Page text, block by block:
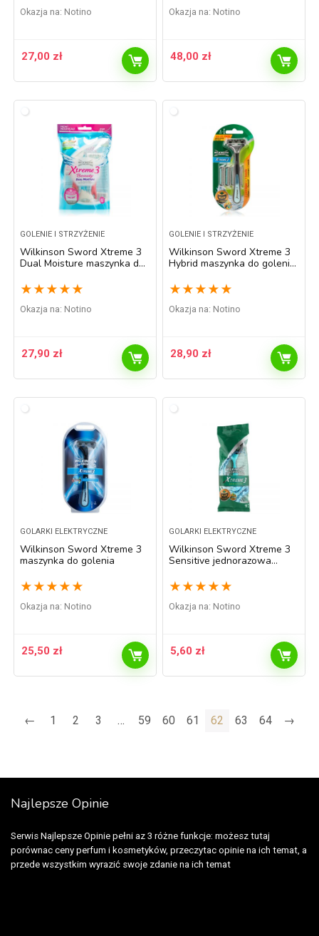
Okazja na: Notino
27,00 zł
Okazja na: Notino
48,00 zł
GOLENIE I STRZYŻENIE
Wilkinson Sword Xtreme 3
Dual Moisture maszynka do
★ ★ ★ ★ ★
Okazja na: Notino
27,90 zł
GOLENIE I STRZYŻENIE
Wilkinson Sword Xtreme 3
Hybrid maszynka do golenia
★ ★ ★ ★ ★
Okazja na: Notino
28,90 zł
GOLARKI ELEKTRYCZNE
Wilkinson Sword Xtreme 3
maszynka do golenia
★ ★ ★ ★ ★
Okazja na: Notino
25,50 zł
GOLARKI ELEKTRYCZNE
Wilkinson Sword Xtreme 3
Sensitive jednorazowa
★ ★ ★ ★ ★
Okazja na: Notino
5,60 zł
← 1 2 3 … 59 60 61 62 63 64 →
Najlepsze Opinie
Serwis Najlepsze Opinie pełni az 3 różne funkcje: możesz tutaj
porównac ceny perfum i kosmetyków, przeczytac opinie na ich temat, a
przede wszystkim wyrazić swoje zdanie na ich temat